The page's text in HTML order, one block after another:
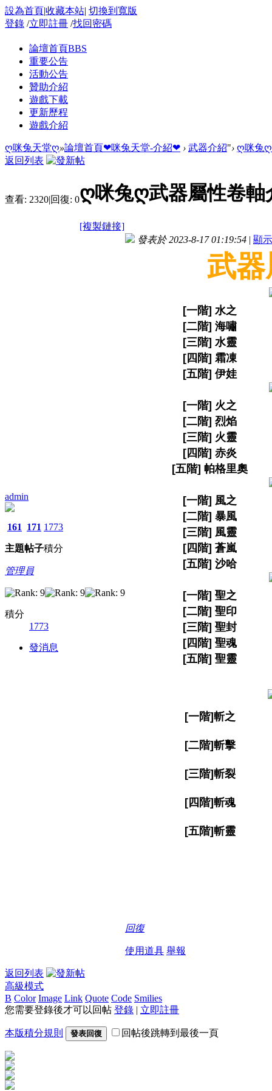
設為首頁|收藏本站| 切換到寬版
登錄 /立即註冊 /找回密碼
論壇首頁BBS
重要公告
活動公告
贊助介紹
遊戲下載
更新歷程
遊戲介紹
ღ咪兔天堂ღ»論壇首頁❤咪兔天堂-介紹❤ › 武器介紹"› ღ咪兔ღ
返回列表
查看: 2320|回復: 0ღ咪兔ღ武器屬性卷軸
[複製鏈接]
admin
161
主題
171
帖子
1773
積分
管理員
積分
1773
發消息
發表於 2023-8-17 01:19:54 | 顯
武
[一階] 水之
[二階] 海嘯
[三階] 水靈
[四階] 霜凍
[五階] 伊娃
[一階] 火之
[二階] 烈焰
[三階] 火靈
[四階] 赤炎
[五階] 帕格里奧
[一階] 風之
[二階] 暴風
[三階] 風靈
[四階] 蒼嵐
[五階] 沙哈
[一階] 聖之
[二階] 聖印
[三階] 聖封
[四階] 聖魂
[五階] 聖靈
[一階]斬之
[二階]斬擊
[三階]斬裂
[四階]斬魂
[五階]斬靈
回復
使用道具 舉報
返回列表
高級模式
B Color Image Link Quote Code Smilies
您需要登錄後才可以回帖 登錄 | 立即註冊
本版積分規則 發表回復 回帖後跳轉到最後一頁